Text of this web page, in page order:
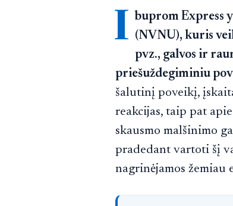
I buprom Express
(NVNU), kuris
pvz., galvos ir
priešuždegiminiu
šalutinį poveikį,
reakcijas, taip pat
skausmo malšinimo
pradedant vartoti šį
nagrinėjamos žemiau